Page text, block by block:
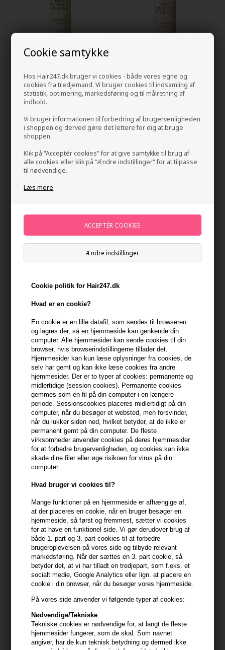
Cookie samtykke
Hos Hair247.dk bruger vi cookies - både vores egne og
cookies fra tredjemand. Vi bruger cookies til indsamling af
statistik, optimering, markedsføring og til målretning af
indhold.
Vi bruger informationen til forbedring af brugervenligheden
i shoppen og derved gøre det lettere for dig at bruge
shoppen.
Klik på "Acceptér cookies" for at give samtykke til brug af
alle cookies eller klik på "Ændre indstillinger" for at tilpasse
til nødvendige.
Læs mere
Ændre indstillinger
Cookie politik for Hair247.dk
Hvad er en cookie?
En cookie er en lille datafil, som sendes til browseren
og lagres der, så en hjemmeside kan genkende din
computer. Alle hjemmesider kan sende cookies til din
browser, hvis browserindstillingerne tillader det.
Hjemmesider kan kun læse oplysninger fra cookies, de
selv har gemt og kan ikke læse cookies fra andre
hjemmesider. Der er to typer af cookies: permanente og
midlertidige (session cookies). Permanente cookies
gemmes som en fil på din computer i en længere
periode. Sessionscookies placeres midlertidigt på din
computer, når du besøger et websted, men forsvinder,
når du lukker siden ned, hvilket betyder, at de ikke er
permanent gemt på din computer. De fleste
virksomheder anvender cookies på deres hjemmesider
for at forbedre brugervenligheden, og cookies kan ikke
skade dine filer eller øge risikoen for virus på din
computer.
Hvad bruger vi cookies til?
Mange funktioner på en hjemmeside er afhængige af,
at der placeres en cookie, når en bruger besøger en
hjemmeside, så først og fremmest, sætter vi cookies
for at have en funktionel side. Vi gør derudover brug af
både 1. part og 3. part cookies til at forbedre
brugeroplevelsen på vores side og tilbyde relevant
markedsføring. Når der sættes en 3. part cookie, så
betyder det, at vi har tilladt en tredjepart, som f.eks. et
socialt medie, Google Analytics eller lign. at placere en
cookie i din browser, når du besøger vores hjemmeside.
På vores side anvender vi følgende typer af cookies:
Nødvendige/Tekniske
Tekniske cookies er nødvendige for, at langt de fleste
hjemmesider fungerer, som de skal. Som navnet
angiver, har de kun teknisk betydning og dermed ikke
Dry Hair with Lavender &
Avocado 236 ml
238,00 DKK
Moisturizing Conditioner With
Lavender & Avocado 473ml
408,00 DKK
O&M Hydrate and Conquer
Conditioner 350ml
Paul Mitchell Instant Moisture
Conditioner 200 ml
Redken All Soft Mega Curls
Conditioner 300ml
188,00 DKK
Philip Martins MORINGA
RINSE 200ml
236,00 DKK
Conditioner 250ml
199,00 DKK
368,00 DKK